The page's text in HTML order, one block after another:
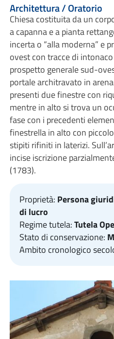
Architettura / Oratorio
Chiesa costituita da un
a capanna e a pianta
incerta o “alla moderna” e
ovest con tracce di
prospetto generale sud-
portale architravato in
presenti due finestre con
mentre in alto si trova un
fase con i precedenti
finestrella in alto con
stipiti rifiniti in laterizi.
incise iscrizione
(1783).
Proprietà: Persona
di lucro
Regime tutela:Tutela
Stato di conservazione:
Ambito cronologico